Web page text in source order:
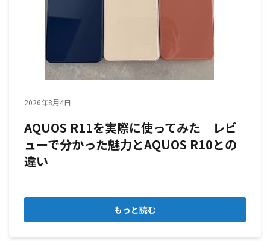
2026年8月4日
AQUOS R11を実際に使ってみた｜レビ
ューで分かった魅力とAQUOS R10との
違い
もっと読む